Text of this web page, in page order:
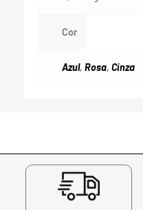
Cor
Azul, Rosa, Cinza